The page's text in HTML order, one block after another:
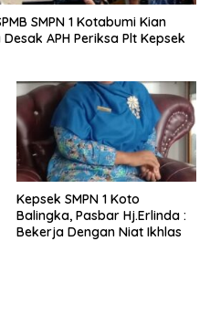
SMPN 1 Kotabumi Kian
APH Periksa Plt Kepsek
Kepsek SMPN 1 Koto
Balingka, Pasbar Hj.Erlinda :
Bekerja Dengan Niat Ikhlas